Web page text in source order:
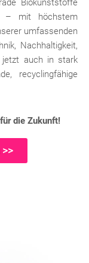
Biokunststoffe
– mit höchstem
umfassenden
Nachhaltigkeit,
jetzt auch in stark
recyclingfähige
die Zukunft!